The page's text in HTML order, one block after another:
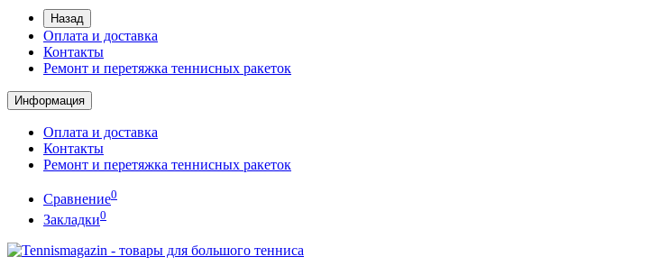
Назад
Оплата и доставка
Контакты
Ремонт и перетяжка теннисных ракеток
Информация
Оплата и доставка
Контакты
Ремонт и перетяжка теннисных ракеток
Сравнение0
Закладки0